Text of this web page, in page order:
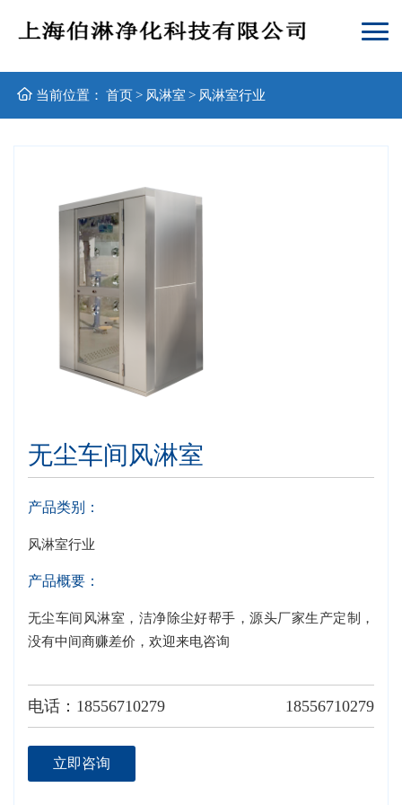
当前位置： 首页> 风淋室 > 风淋室行业
无尘车间风淋室
产品类别：
风淋室行业
产品概要：
无尘车间风淋室，洁净除尘好帮手，源头厂家生产定制，
没有中间商赚差价，欢迎来电咨询
电话：18556710279 18556710279
立即咨询